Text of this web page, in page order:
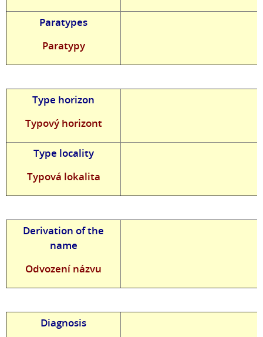
Paratypes
Paratypy
Type horizon
Typový horizont
Type locality
Typová lokalita
Derivation of the
name
Odvození názvu
Diagnosis